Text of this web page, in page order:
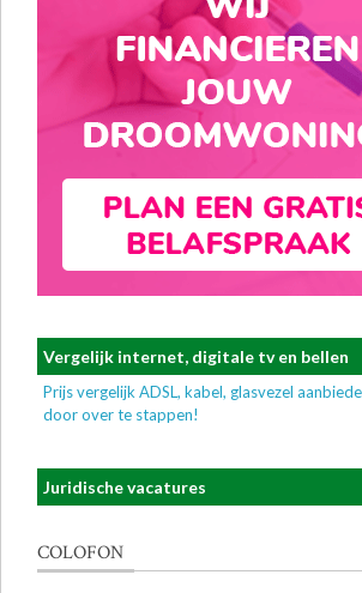
Vergelijk internet, digitale tv en bellen
Prijs vergelijk ADSL, kabel, glasvezel
door over te stappen!
Juridische vacatures
COLOFON